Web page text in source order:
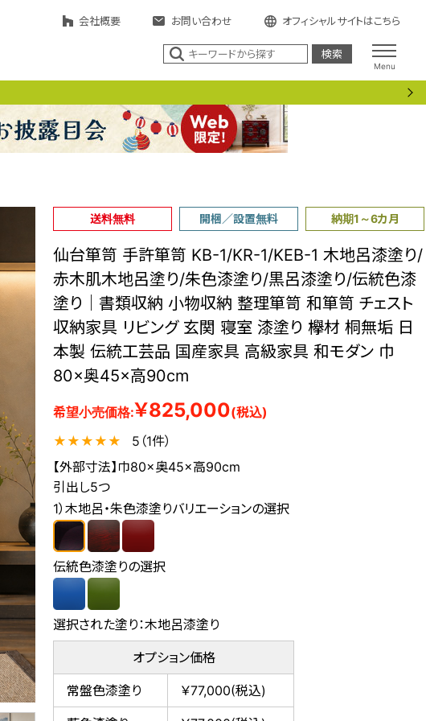
会社概要 お問い合わせ オフィシャルサイトはこちら
Menu
送料無料 開梱／設置無料 納期1～6カ月
仙台箪笥 手許箪笥 KB-1/KR-1/KEB-1 木地呂漆塗り/
赤木肌木地呂塗り/朱色漆塗り/黒呂漆塗り/伝統色漆
塗り｜書類収納 小物収納 整理箪笥 和箪笥 チェスト
収納家具 リビング 玄関 寝室 漆塗り 欅材 桐無垢 日
本製 伝統工芸品 国産家具 高級家具 和モダン 巾
80×奥45×高90cm
希望小売価格:￥825,000(税込)
★ ★ ★ ★ ★
5（1件）
【外部寸法】巾80×奥45×高90cm
引出し5つ
1）木地呂・朱色漆塗りバリエーションの選択
伝統色漆塗りの選択
選択された塗り：木地呂漆塗り
オプション価格
常盤色漆塗り ￥77,000(税込)